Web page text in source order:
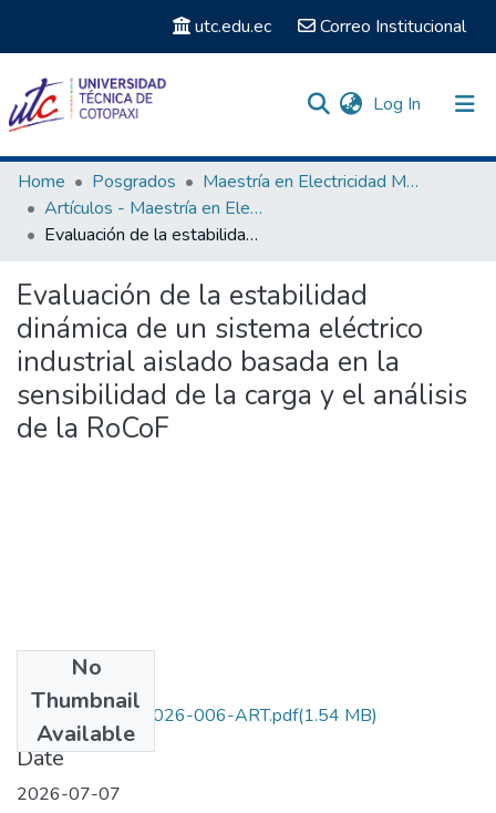
utc.edu.ec Correo Institucional
Log In (current)
Communities & Collections
Search
Home Posgrados
Maestría en Electricidad Mención Sistemas Eléctricos de Potencia
Artículos - Maestría en Electricidad Mención Sistemas Eléctricos de Potencia
Evaluación de la estabilidad dinámica de un sistema eléctrico industrial aislado basada en la sensibilidad de la carga y el análisis de la RoCoF
Evaluación de la estabilidad
dinámica de un sistema eléctrico
industrial aislado basada en la
sensibilidad de la carga y el análisis
de la RoCoF
No
Thumbnail
Available
UTC-POS-ELE-2026-006-ART.pdf(1.54 MB)
Date
2026-07-07